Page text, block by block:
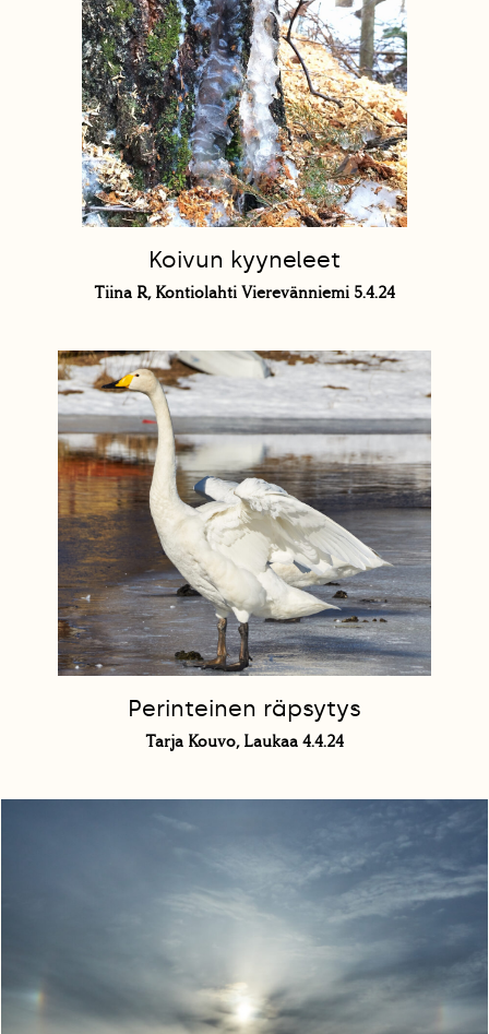
Koivun kyyneleet
Tiina R, Kontiolahti Vierevänniemi 5.4.24
Perinteinen räpsytys
Tarja Kouvo, Laukaa 4.4.24